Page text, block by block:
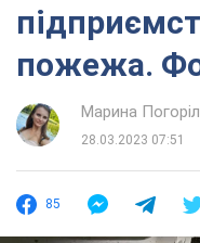
пожежа.
Марина
28.03.2023 07:51
85